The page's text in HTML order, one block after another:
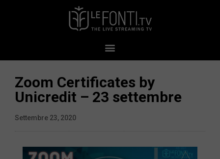
Zoom Certificates by
Unicredit – 23 settembre
Settembre 23, 2020